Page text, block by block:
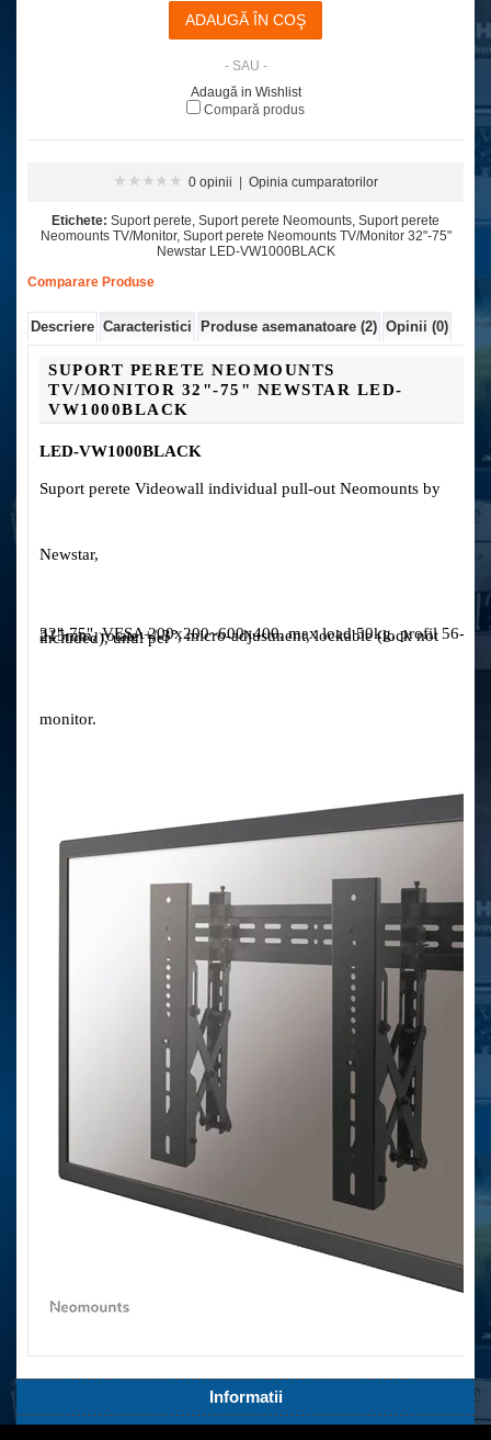
- SAU -
Adaugă in Wishlist
Compară produs
0 opinii Opinia cumparatorilor
Etichete: Suport perete, Suport perete Neomounts, Suport perete
Neomounts TV/Monitor, Suport perete Neomounts TV/Monitor 32"-75"
Newstar LED-VW1000BLACK
Comparare Produse
Descriere Caracteristici Produse asemanatoare (2) Opinii (0)
SUPORT PERETE NEOMOUNTS
TV/MONITOR 32"-75" NEWSTAR LED-
VW1000BLACK
LED-VW1000BLACK
Suport perete Videowall individual pull-out Neomounts by
Newstar,
32"-75", VESA 200x200~600x400, max load 50kg, profil 56-215mm, rotate +/-3°, micro-adjustment, lockable (lock not included), unul per
monitor.
Informatii